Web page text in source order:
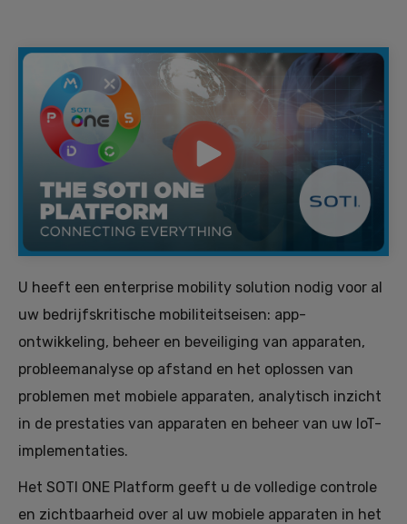
U heeft een enterprise mobility solution nodig voor al
uw bedrijfskritische mobiliteitseisen: app-
ontwikkeling, beheer en beveiliging van apparaten,
probleemanalyse op afstand en het oplossen van
problemen met mobiele apparaten, analytisch inzicht
in de prestaties van apparaten en beheer van uw IoT-
implementaties.
Het SOTI ONE Platform geeft u de volledige controle
en zichtbaarheid over al uw mobiele apparaten in het